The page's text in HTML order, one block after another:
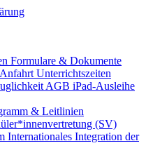
Formulare & Dokumente
Unterrichtszeiten
AGB iPad-Ausleihe
& Leitlinien
(SV)
Internationales Integration der